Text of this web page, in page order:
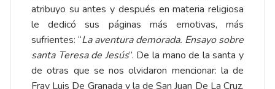
atribuyo su antes y después en materia religiosa
le dedicó sus páginas más emotivas, más
sufrientes: “La aventura demorada. Ensayo sobre
santa Teresa de Jesús”. De la mano de la santa y
de otras que se nos olvidaron mencionar: la de
Fray Luis De Granada y la de San Juan De La Cruz.